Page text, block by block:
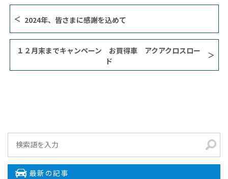
2024年、皆さまに感謝を込めて
１２月末までキャンペーン お買得車 アクアクロスロー
ド
最新の記事